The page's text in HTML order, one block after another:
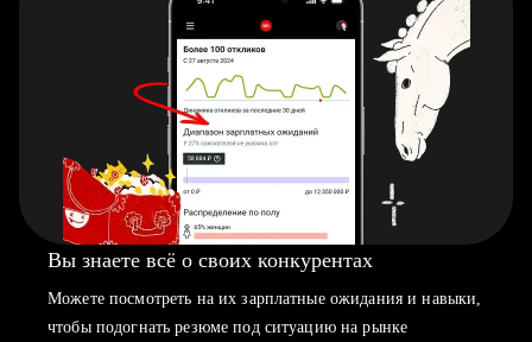
Вы знаете всё о своих конкурентах
Можете посмотреть на их зарплатные ожидания и навыки,
чтобы подогнать резюме под ситуацию на рынке